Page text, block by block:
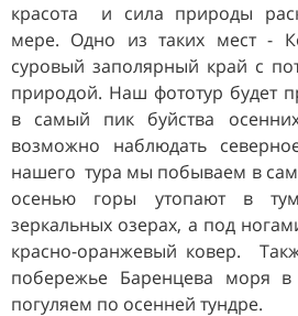
красота и сила природы
мере. Одно из таких мест -
суровый заполярный край с
природой. Наш фототур будет
в самый пик буйства
возможно наблюдать
нашего тура мы побываем в
осенью горы утопают в
зеркальных озерах, а под
красно-оранжевый ковер.
побережье Баренцева моря в
погуляем по осенней тундре.